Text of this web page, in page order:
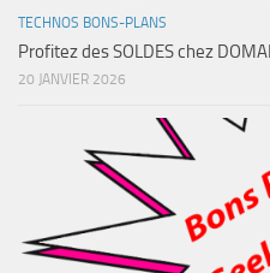
TECHNOS BONS-PLANS
Profitez des SOLDES chez
20 JANVIER 2026